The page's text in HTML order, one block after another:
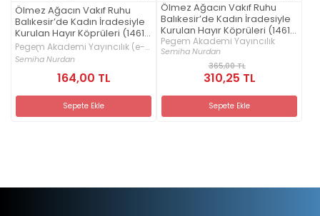
Ölmez Ağacın Vakıf Ruhu
Balıkesir’de Kadın İradesiyle
Kurulan Hayır Köprüleri (1461-
1927) (e-kitap)
Pegem Akademi Yayıncılık (e-
kitap)
Semiha Nurdan
164,00 TL
Sepete Ekle
Ölmez Ağacın Vakıf Ruhu
Balıkesir’de Kadın İradesiyle
Kurulan Hayır Köprüleri (1461-
1927)
Pegem Akademi Yayıncılık
Semiha Nurdan
365,00 TL
310,25 TL
Sepete Ekle